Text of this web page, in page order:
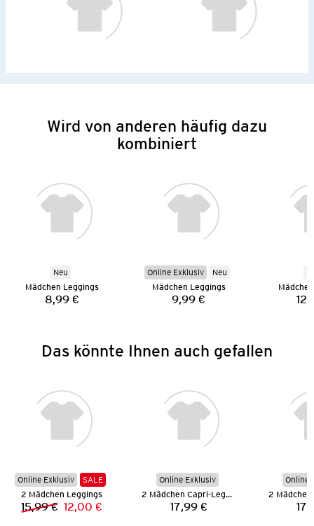
Wird von anderen häufig dazu
kombiniert
Neu
Mädchen Leggings
Preis:
8,99 €
Online Exklusiv
Neu
Mädchen Leggings
Preis:
9,99 €
Das könnte Ihnen auch gefallen
Online Exklusiv
SALE
2 Mädchen Leggings
Vorheriger Preis:
15,99 € Neuer Preis:
12,00 €
Online Exklusiv
2 Mädchen Capri-Leggings
Preis:
17,99 €
Online